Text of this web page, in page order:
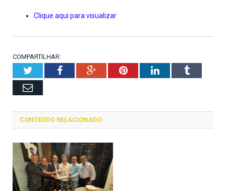
Clique aqui para visualizar
COMPARTILHAR:
TwitterFacebookGoogle+PinterestLinkedInTumblr
Email
CONTEÚDO RELACIONADO